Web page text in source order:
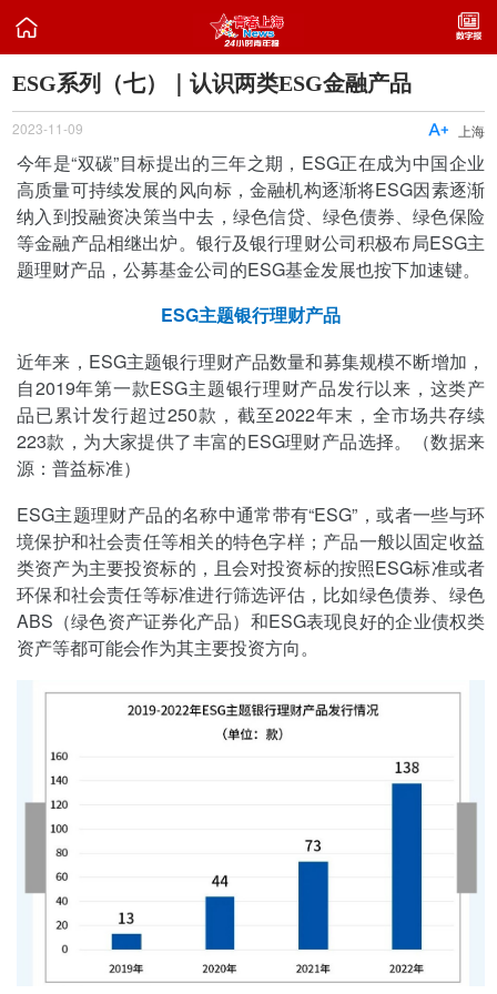

ESG系列（七）｜认识两类ESG金融产品
2023-11-09 上海

今年是“双碳”目标提出的三年之期，ESG正在成为中国企业
高质量可持续发展的风向标，金融机构逐渐将ESG因素逐渐
纳入到投融资决策当中去，绿色信贷、绿色债券、绿色保险
等金融产品相继出炉。银行及银行理财公司积极布局ESG主
题理财产品，公募基金公司的ESG基金发展也按下加速键。
ESG主题银行理财产品
近年来，ESG主题银行理财产品数量和募集规模不断增加，
自2019年第一款ESG主题银行理财产品发行以来，这类产
品已累计发行超过250款，截至2022年末，全市场共存续
223款，为大家提供了丰富的ESG理财产品选择。（数据来
源：普益标准）
ESG主题理财产品的名称中通常带有“ESG”，或者一些与环
境保护和社会责任等相关的特色字样；产品一般以固定收益
类资产为主要投资标的，且会对投资标的按照ESG标准或者
环保和社会责任等标准进行筛选评估，比如绿色债券、绿色
ABS（绿色资产证券化产品）和ESG表现良好的企业债权类
资产等都可能会作为其主要投资方向。